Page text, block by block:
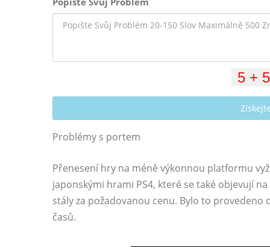
Problémy s portem
Přenesení hry na méně výkonnou platformu
japonskými hrami PS4, které se také objevují
stály za požadovanou cenu. Bylo to provedeno
časů.